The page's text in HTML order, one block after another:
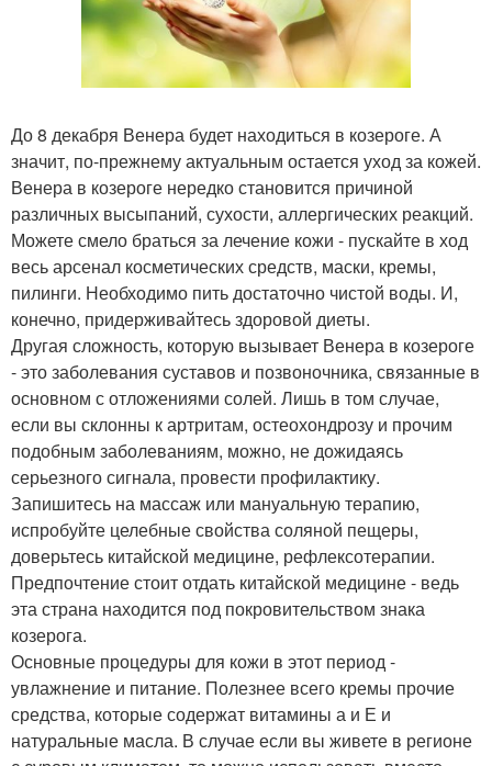
До 8 декабря Венера будет находиться в козероге. А
значит, по-прежнему актуальным остается уход за кожей.
Венера в козероге нередко становится причиной
различных высыпаний, сухости, аллергических реакций.
Можете смело браться за лечение кожи - пускайте в ход
весь арсенал косметических средств, маски, кремы,
пилинги. Необходимо пить достаточно чистой воды. И,
конечно, придерживайтесь здоровой диеты.
Другая сложность, которую вызывает Венера в козероге
- это заболевания суставов и позвоночника, связанные в
основном с отложениями солей. Лишь в том случае,
если вы склонны к артритам, остеохондрозу и прочим
подобным заболеваниям, можно, не дожидаясь
серьезного сигнала, провести профилактику.
Запишитесь на массаж или мануальную терапию,
испробуйте целебные свойства соляной пещеры,
доверьтесь китайской медицине, рефлексотерапии.
Предпочтение стоит отдать китайской медицине - ведь
эта страна находится под покровительством знака
козерога.
Основные процедуры для кожи в этот период -
увлажнение и питание. Полезнее всего кремы прочие
средства, которые содержат витамины а и Е и
натуральные масла. В случае если вы живете в регионе